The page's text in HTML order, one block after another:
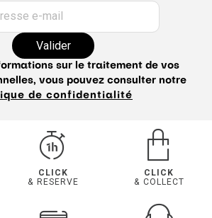
e-mail
Valider
sur le traitement de vos
vous pouvez consulter notre
de confidentialité
CLICK
& RESERVE
CLICK
& COLLECT